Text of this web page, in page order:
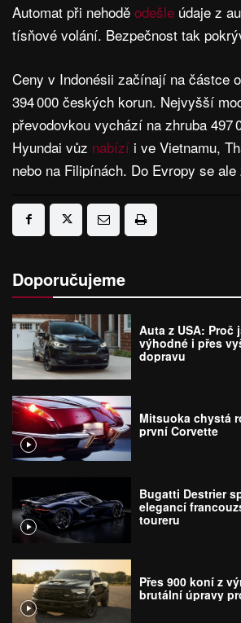
Automat při nehodě odešle údaje z
tísňové volání. Bezpečnost tak
Ceny v Indonésii začínají na částce
394 000 českých korun. Nejvyšší
převodovkou vychází na zhruba 497
Hyundai vůz nabízí i ve Vietnamu,
nebo na Filipínách. Do Evropy se
Doporučujeme
Auta z USA: Proč
výhodné i přes
dopravu
Mitsuoka chystá
první Corvette
Bugatti Destrier
elegancí
toureru
Přes 900 koní z
brutální úpravy